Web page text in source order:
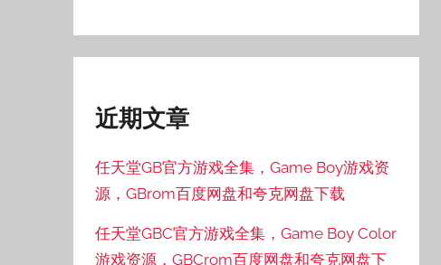
近期文章
任天堂GB官方游戏全集，Game Boy游戏资
源，GBrom百度网盘和夸克网盘下载
任天堂GBC官方游戏全集，Game Boy Color
游戏资源，GBCrom百度网盘和夸克网盘下